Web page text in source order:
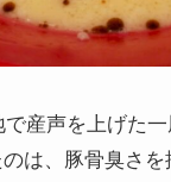
で産声を上げた
は、豚骨臭さ